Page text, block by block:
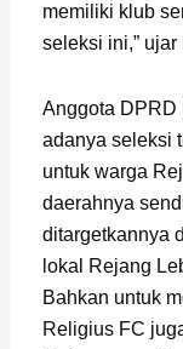
memiliki klub
seleksi ini,” ujar
Anggota DPRD
adanya seleksi
untuk warga
daerahnya
ditargetkannya
lokal Rejang
Bahkan untuk
Religius FC